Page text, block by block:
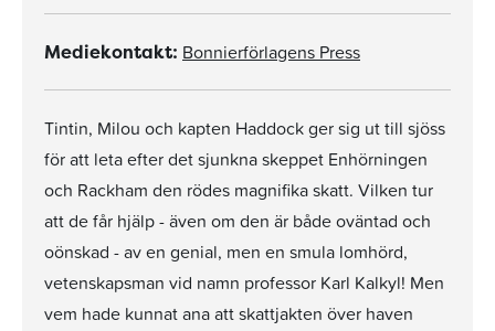
Mediekontakt: Bonnierförlagens Press
Tintin, Milou och kapten Haddock ger sig ut till sjöss
för att leta efter det sjunkna skeppet Enhörningen
och Rackham den rödes magnifika skatt. Vilken tur
att de får hjälp - även om den är både oväntad och
oönskad - av en genial, men en smula lomhörd,
vetenskapsman vid namn professor Karl Kalkyl! Men
vem hade kunnat ana att skattjakten över haven